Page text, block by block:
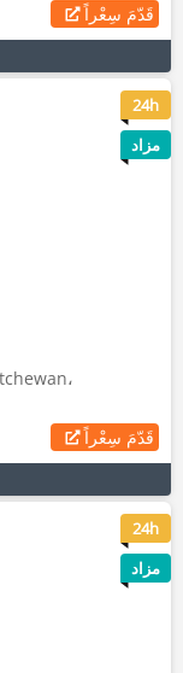
قَدّمَ سِعْراً
6
قَدّمَ سِعْراً
24h
مزاد
8
24h
مزاد